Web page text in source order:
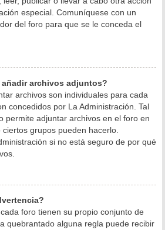
especial. Comuníquese con un
del foro para que se le conceda el
archivos adjuntos?
archivos son individuales para cada
concedidos por La Administración. Tal
permite adjuntar archivos en el foro en
grupos pueden hacerlo.
si no está seguro de por qué
foro tienen su propio conjunto de
quebrantado alguna regla puede recibir